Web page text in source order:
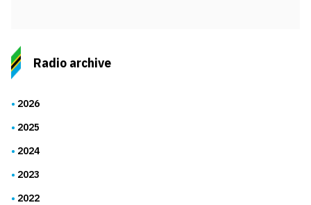
Radio archive
2026
2025
2024
2023
2022